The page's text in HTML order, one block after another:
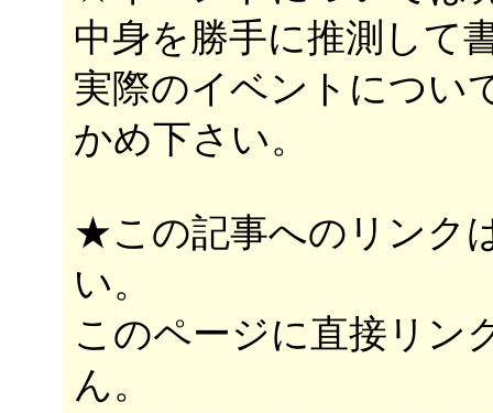
中身を勝手に推測して
実際のイベントについ
かめ下さい。
★この記事へのリンク
い。
このページに直接リン
ん。